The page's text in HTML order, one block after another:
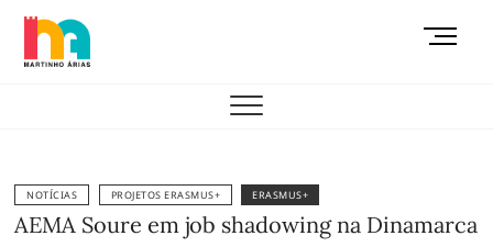
Skip
content
M
t
NOTÍCIAS PROJETOS ERASMUS+ ERASMUS+
AEMA Soure em job shadowing na Dinamarca